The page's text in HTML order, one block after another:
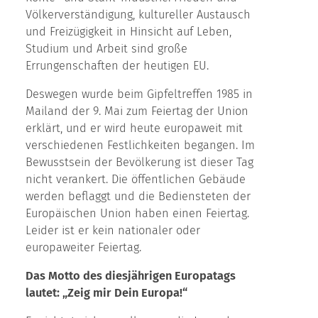
Völkerverständigung, kultureller Austausch
und Freizügigkeit in Hinsicht auf Leben,
Studium und Arbeit sind große
Errungenschaften der heutigen EU.
Deswegen wurde beim Gipfeltreffen 1985 in
Mailand der 9. Mai zum Feiertag der Union
erklärt, und er wird heute europaweit mit
verschiedenen Festlichkeiten begangen. Im
Bewusstsein der Bevölkerung ist dieser Tag
nicht verankert. Die öffentlichen Gebäude
werden beflaggt und die Bediensteten der
Europäischen Union haben einen Feiertag.
Leider ist er kein nationaler oder
europaweiter Feiertag.
Das Motto des diesjährigen Europatags
lautet: „Zeig mir Dein Europa!“